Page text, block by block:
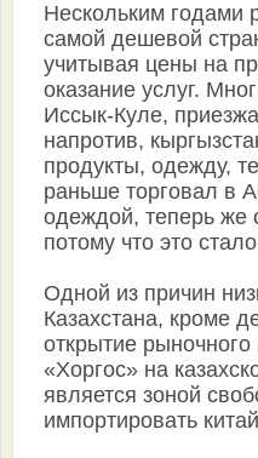
Нескольким годами
самой дешевой
учитывая цены на
оказание услуг.
Иссык-Куле,
напротив,
продукты, одежду,
раньше торговал в
одеждой, теперь же
потому что это
Одной из причин
Казахстана, кроме
открытие рыночного
«Хоргос» на
является зоной
импортировать